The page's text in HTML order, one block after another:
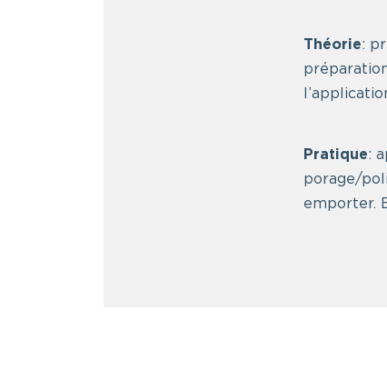
Théorie:
Pratique:
porage/
emporter.